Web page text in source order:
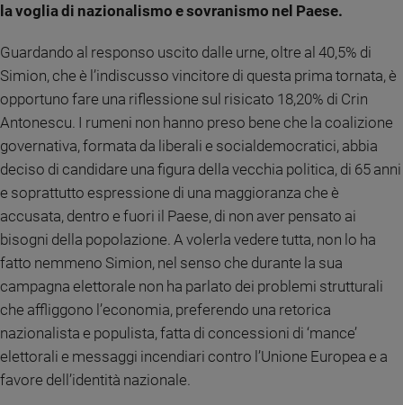
Aziende
valore
Caso
della
settimana
Migranti
Diversità
inclusione
Costume
Cultura
spettacoli
2026
Cinema,
Tv
la voglia di nazionalismo e sovranismo nel Paese.
Guardando al responso uscito dalle urne, oltre al 40,5% di
Simion, che è l’indiscusso vincitore di questa prima tornata, è
opportuno fare una riflessione sul risicato 18,20% di Crin
Antonescu. I rumeni non hanno preso bene che la coalizione
governativa, formata da liberali e socialdemocratici, abbia
deciso di candidare una figura della vecchia politica, di 65 anni
e soprattutto espressione di una maggioranza che è
accusata, dentro e fuori il Paese, di non aver pensato ai
bisogni della popolazione. A volerla vedere tutta, non lo ha
fatto nemmeno Simion, nel senso che durante la sua
campagna elettorale non ha parlato dei problemi strutturali
che affliggono l’economia, preferendo una retorica
nazionalista e populista, fatta di concessioni di ‘mance’
elettorali e messaggi incendiari contro l’Unione Europea e a
favore dell’identità nazionale.